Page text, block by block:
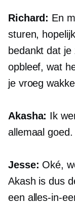
Richard: En
sturen,
bedankt dat
opbleef, wat
je vroeg
Akasha: Ik
allemaal goed.
Jesse: Oké,
Akash is dus
een alles-in-